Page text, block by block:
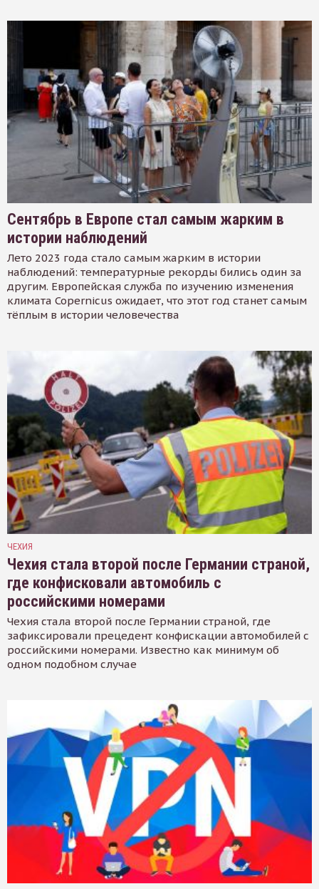
Сентябрь в Европе стал самым жарким в
истории наблюдений
Лето 2023 года стало самым жарким в истории
наблюдений: температурные рекорды бились один за
другим. Европейская служба по изучению изменения
климата Copernicus ожидает, что этот год станет самым
тёплым в истории человечества
ЧЕХИЯ
Чехия стала второй после Германии страной,
где конфисковали автомобиль с
российскими номерами
Чехия стала второй после Германии страной, где
зафиксировали прецедент конфискации автомобилей с
российскими номерами. Известно как минимум об
одном подобном случае